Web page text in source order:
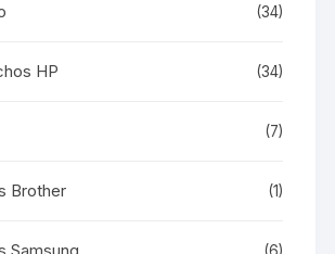
(34)
HP (34)
(7)
Brother (1)